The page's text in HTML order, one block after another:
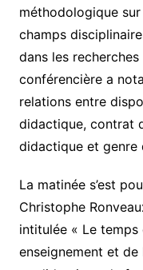
méthodologique
champs
dans les
conférencière a
relations entre
didactique, contrat
didactique et genre
La matinée s’est
Christophe
intitulée « Le
enseignement et de